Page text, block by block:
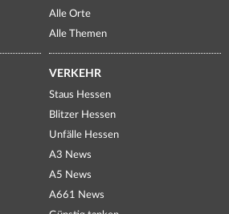
Alle Orte
Alle Themen
VERKEHR
Staus Hessen
Blitzer Hessen
Unfälle Hessen
A3 News
A5 News
A661 News